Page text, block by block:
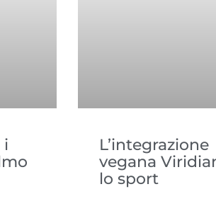
i
L’integrazione
vegana
lo sport